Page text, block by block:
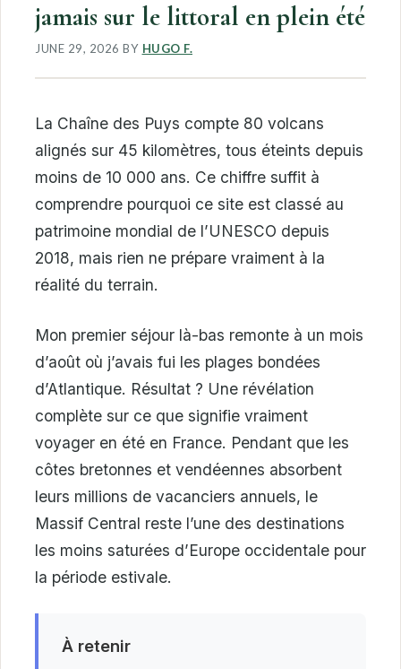
jamais sur le littoral en plein été
JUNE 29, 2026 BY HUGO F.
La Chaîne des Puys compte 80 volcans
alignés sur 45 kilomètres, tous éteints depuis
moins de 10 000 ans. Ce chiffre suffit à
comprendre pourquoi ce site est classé au
patrimoine mondial de l’UNESCO depuis
2018, mais rien ne prépare vraiment à la
réalité du terrain.
Mon premier séjour là-bas remonte à un mois
d’août où j’avais fui les plages bondées
d’Atlantique. Résultat ? Une révélation
complète sur ce que signifie vraiment
voyager en été en France. Pendant que les
côtes bretonnes et vendéennes absorbent
leurs millions de vacanciers annuels, le
Massif Central reste l’une des destinations
les moins saturées d’Europe occidentale pour
la période estivale.
À retenir